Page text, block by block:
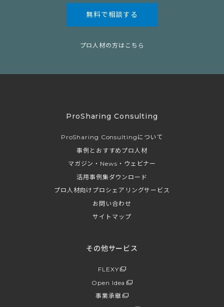
無料で相談する
プロ人材の方はこちら
ProSharing Consulting
ProSharing Consultingについて
事例とおすすめプロ人材
マガジン・News・ウェビナー
活用事例集ダウンロード
プロ人材向けプロシェアリングサービス
お問い合わせ
サイトマップ
その他サービス
FLEXY
Open Idea
事業承継